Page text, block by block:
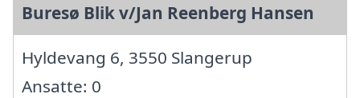
Buresø Blik v/Jan Reenberg Hansen
Hyldevang 6, 3550 Slangerup
Ansatte: 0